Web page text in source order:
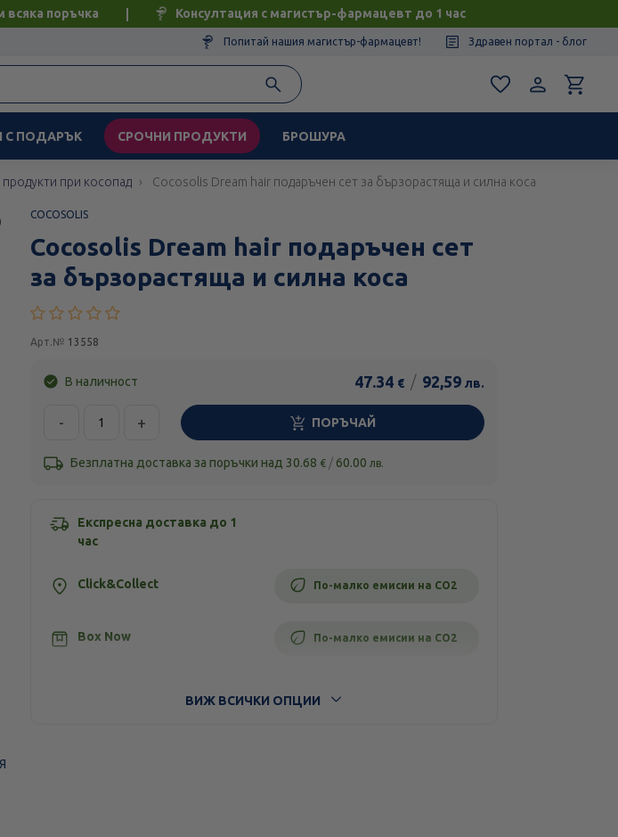
поръчка Консултация с магистър-фармацевт до 1 час
Попитай нашия магистър-фармацевт! Здравен портал - блог
С ПОДАРЪК СРОЧНИ ПРОДУКТИ БРОШУРА
продукти при косопад Cocosolis Dream hair подаръчен сет за бързорастяща и силна коса
COCOSOLIS
Cocosolis Dream hair подаръчен сет
за бързорастяща и силна коса
Арт.№ 13558
В наличност 47.34 € / 92,59 лв.
- + ПОРЪЧАЙ
Безплатна доставка за поръчки над 30.68 € / 60.00 лв.
Експресна доставка до 1
час
Click&Collect По-малко емисии на CO2
Box Now По-малко емисии на CO2
ВИЖ ВСИЧКИ ОПЦИИ